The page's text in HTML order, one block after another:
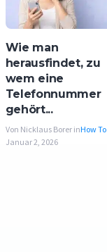
Wie man
herausfindet, zu
wem eine
Telefonnummer
gehört...
Von Nicklaus Borer inHow To
Januar 2, 2026